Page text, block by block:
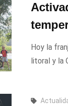
Hoy la
litoral y la